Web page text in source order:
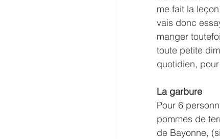
me fait la
vais donc
manger
toute petite
quotidien,
La garbure
Pour 6
pommes de
de Bayonne,